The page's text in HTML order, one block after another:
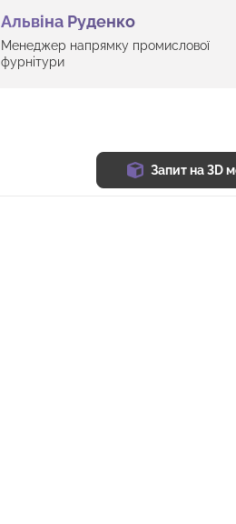
Альвіна Руденко
Менеджер напрямку промислової
фурнітури
Запит на 3D